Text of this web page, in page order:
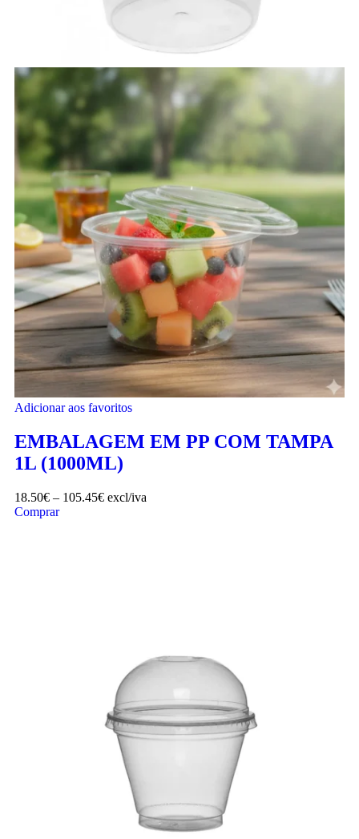
Adicionar aos favoritos
EMBALAGEM EM PP COM TAMPA
1L (1000ML)
18.50€ – 105.45€ excl/iva
Comprar